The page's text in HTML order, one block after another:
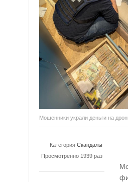
Мошенники украли деньги на
Категория Скандалы
Просмотренно 1939 раз